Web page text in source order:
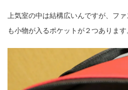
上気室の中は結構広いんですが、フ
も小物が入るポケットが２つあります